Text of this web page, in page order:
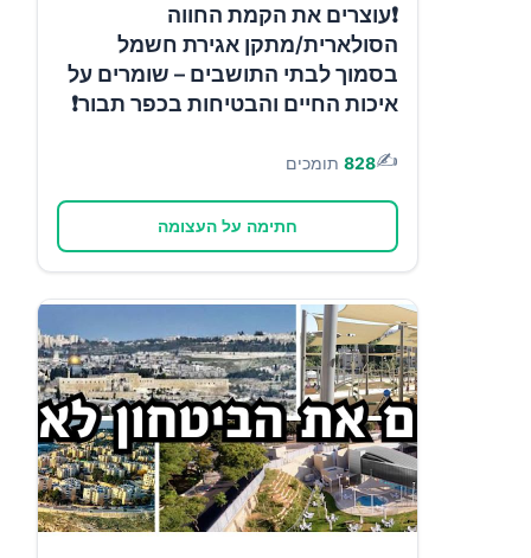
❗עוצרים את הקמת החווה
הסולארית/מתקן אגירת חשמל
בסמוך לבתי התושבים – שומרים על
איכות החיים והבטיחות בכפר תבור❗
✍️
828 תומכים
חתימה על העצומה